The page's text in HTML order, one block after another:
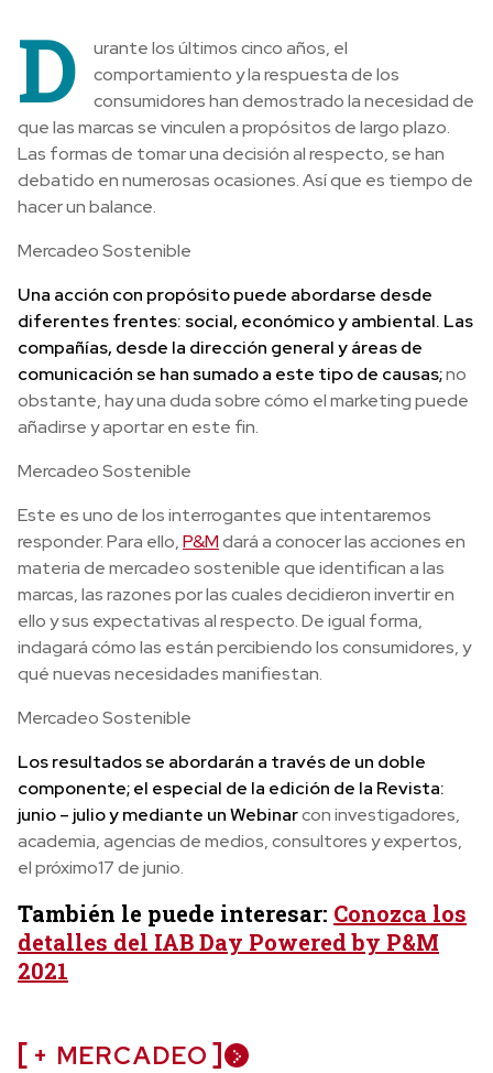
D
urante los últimos cinco años, el
comportamiento y la respuesta de los
consumidores han demostrado la necesidad de
que las marcas se vinculen a propósitos de largo plazo.
Las formas de tomar una decisión al respecto, se han
debatido en numerosas ocasiones. Así que es tiempo de
hacer un balance.
Mercadeo Sostenible
Una acción con propósito puede abordarse desde
diferentes frentes: social, económico y ambiental. Las
compañías, desde la dirección general y áreas de
comunicación se han sumado a este tipo de causas;no
obstante, hay una duda sobre cómo el marketing puede
añadirse y aportar en este fin.
Mercadeo Sostenible
Este es uno de los interrogantes que intentaremos
responder. Para ello,P&Mdará a conocer las acciones en
materia de mercadeo sostenible que identifican a las
marcas, las razones por las cuales decidieron invertir en
ello y sus expectativas al respecto. De igual forma,
indagarácómo las están percibiendo los consumidores, y
qué nuevas necesidades manifiestan.
Mercadeo Sostenible
Los resultados se abordarán a través de un doble
componente; el especial de la edición de la Revista:
junio – julio y mediante un Webinarconinvestigadores,
academia, agencias de medios, consultoresy expertos,
el próximo17 de junio.
También le puede interesar: Conozca los
detalles del IAB Day Powered by P&M
2021
+ MERCADEO